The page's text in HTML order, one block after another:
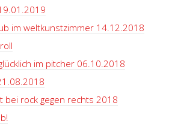
im weltkunstzimmer 14.12.2018
im pitcher 06.10.2018
bei rock gegen rechts 2018